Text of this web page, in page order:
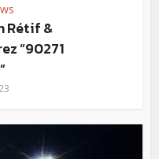
Rétif &
“90271